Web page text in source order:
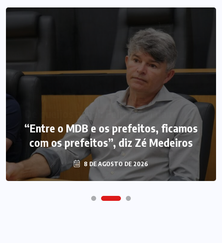
“Entre o MDB e os prefeitos, ficamos
com os prefeitos”, diz Zé Medeiros
8 DE AGOSTO DE 2026